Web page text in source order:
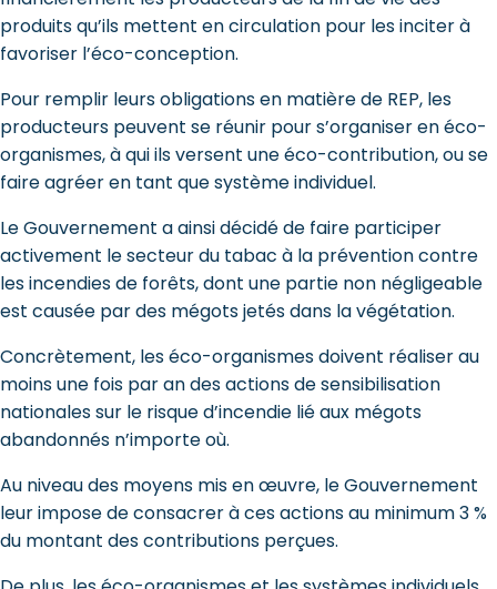
produits qu’ils mettent en circulation pour les inciter à
favoriser l’éco-conception.
Pour remplir leurs obligations en matière de REP, les
producteurs peuvent se réunir pour s’organiser en éco-
organismes, à qui ils versent une éco-contribution, ou se
faire agréer en tant que système individuel.
Le Gouvernement a ainsi décidé de faire participer
activement le secteur du tabac à la prévention contre
les incendies de forêts, dont une partie non négligeable
est causée par des mégots jetés dans la végétation.
Concrètement, les éco-organismes doivent réaliser au
moins une fois par an des actions de sensibilisation
nationales sur le risque d’incendie lié aux mégots
abandonnés n’importe où.
Au niveau des moyens mis en œuvre, le Gouvernement
leur impose de consacrer à ces actions au minimum 3 %
du montant des contributions perçues.